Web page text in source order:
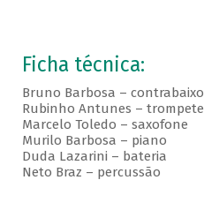
Ficha técnica:
Bruno Barbosa – contrabaixo
Rubinho Antunes – trompete
Marcelo Toledo – saxofone
Murilo Barbosa – piano
Duda Lazarini – bateria
Neto Braz – percussão